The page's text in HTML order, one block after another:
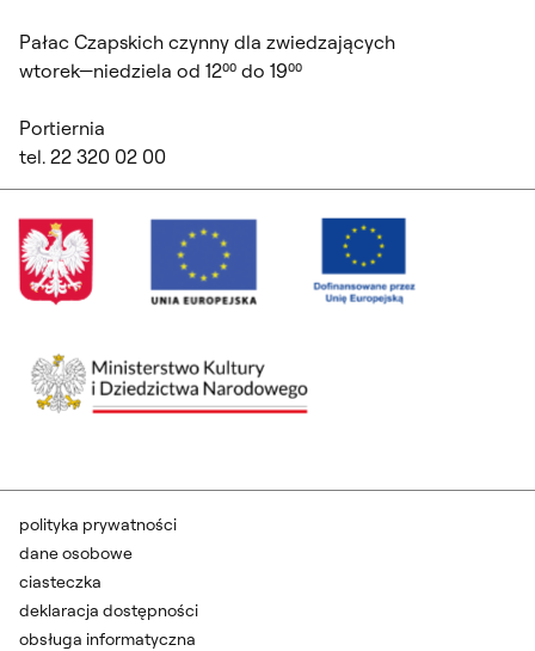
Pałac Czapskich czynny dla zwiedzających
wtorek—niedziela od 12⁰⁰ do 19⁰⁰
Portiernia
tel. 22 320 02 00
polityka prywatności
dane osobowe
ciasteczka
deklaracja dostępności
obsługa informatyczna